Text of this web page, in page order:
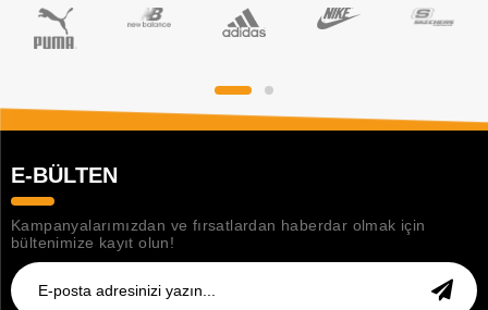
E-BÜLTEN
Kampanyalarımızdan ve fırsatlardan haberdar olmak için
bültenimize kayıt olun!